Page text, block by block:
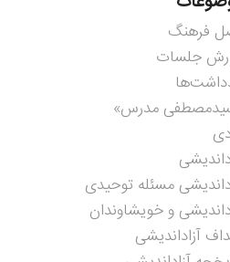
فرهنگ
جلسات
مدرس»
مسئله توحیدی
و خویشاوندان
آزاداندیشی